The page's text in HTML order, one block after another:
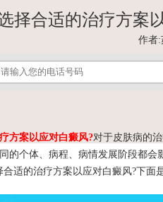
择合适的治疗方案
作者:
方案以应对白癜风?对于皮肤病的
的个体、病程、病情发展阶段都会
适的治疗方案以应对白癜风?下面